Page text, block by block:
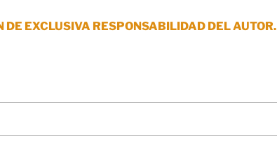
EXCLUSIVA RESPONSABILIDAD DEL AUTOR.